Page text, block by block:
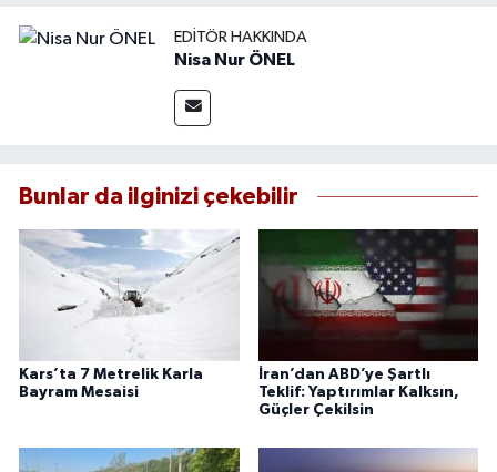
EDITÖR HAKKINDA
Nisa Nur ÖNEL
Bunlar da ilginizi çekebilir
Kars’ta 7 Metrelik Karla
Bayram Mesaisi
İran’dan ABD’ye Şartlı
Teklif: Yaptırımlar Kalksın,
Güçler Çekilsin